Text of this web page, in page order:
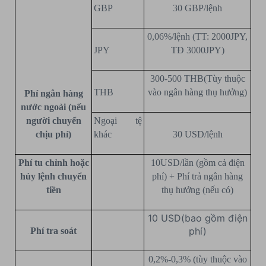
Phí ngân hàng
nước ngoài (nếu
người chuyển
chịu phí)
GBP
30 GBP/lệnh
JPY
0,06%/lệnh (TT: 2000JPY,
TĐ 3000JPY)
THB
300-500 THB(Tùy thuộc
vào ngân hàng thụ hưởng)
Ngoại tệ
khác
30 USD/lệnh
Phí tu chỉnh hoặc
hủy lệnh chuyển
tiền
10USD/lần (gồm cả điện
phí) + Phí trả ngân hàng
thụ hưởng (nếu có)
Phí tra soát
10 USD(bao gồm điện
phí)
0,2%-0,3% (tùy thuộc vào